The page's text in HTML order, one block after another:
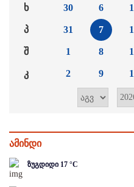
ხ
პ
შ
კ
30
31
1
2
6
7
8
9
ამინდი
ზუგდიდი 17 °C